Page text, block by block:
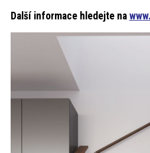
Další informace hledejte na